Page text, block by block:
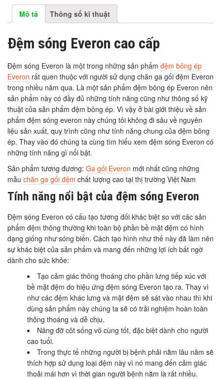
Mô tả Thông số kĩ thuật
Đệm sóng Everon cao cấp
Đệm sóng Everon là một trong những sản phẩm đệm bông ép
Everon rất quen thuộc với người sử dụng chăn ga gối đệm Everon
trong nhiều năm qua. Là một sản phẩm đệm bông ép Everon nên
sản phẩm này có đầy đủ những tính năng cũng như thông số kỹ
thuật của sản phẩm đệm bông ép. Vì vậy ở bài giới thiệu về sản
phẩm đệm sóng everon này chúng tôi không đi sâu về nguyên
liệu sản xuất, quy trình cũng như tính năng chung của đệm bông
ép. Thay vào đó chúng ta cùng tìm hiểu xem đệm sóng Everon có
những tính năng gì nổi bật.
Sản phẩm tương đương: Ga gối Everon mới nhất cũng những
mẫu chăn ga gối đệm chất lượng cao tại thị trường Việt Nam
Tính năng nổi bật của đệm sóng Everon
Đệm sóng Everon có cấu tạo tương đối khác biệt so với các sản
phẩm đệm thông thường khi toàn bộ phần bề mặt đệm có hình
dạng giống như sóng biển. Cách tạo hình như thế này đã làm nên
sự khác biệt của sản phẩm và mang đến những lợi ích bất ngờ
dành cho sức khỏe:
Tạo cảm giác thông thoáng cho phần lưng tiếp xúc với
bề mặt đệm do hiệu ứng đệm sóng Everon tạo ra. Thay vì
như các đệm khác lưng và mặt đệm sẽ sát vào nhau thì khi
dùng sản phẩm này chúng ta sẽ có trải nghiệm hoàn toàn
thông thoáng và dễ chịu.
Nâng đỡ côt sống vô cùng tốt, đặc biệt dành cho người
cao tuổi.
Trong thực tế những người bị bệnh phải nằm lâu năm sẽ
thích hợp sử dụng loại đệm này vì nó mang đến cảm giác
thoải mái hơn vì thời gian người bệnh nằm là rất nhiều.